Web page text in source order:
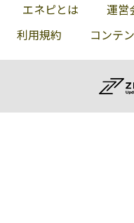
エネピとは 運営
利用規約
コンテ